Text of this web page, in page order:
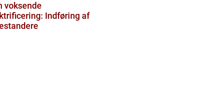
voksende
Indføring af